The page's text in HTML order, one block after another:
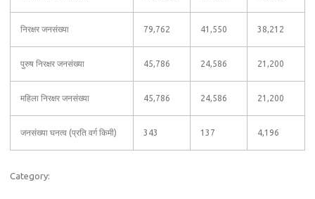
निरक्षर जनसंख्या 79,762 41,550 38,212
पुरुष निरक्षर जनसंख्या 45,786 24,586 21,200
महिला निरक्षर जनसंख्या 45,786 24,586 21,200
जनसंख्या घनत्व (प्रति वर्ग किमी) 343 137 4,196
Category: